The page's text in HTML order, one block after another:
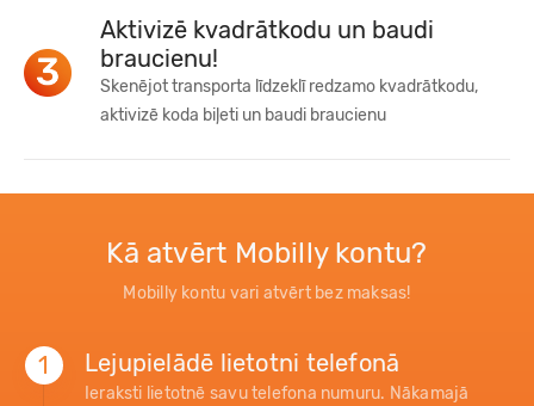
Aktivizē kvadrātkodu un baudi
braucienu!
Skenējot transporta līdzeklī redzamo kvadrātkodu,
aktivizē koda biļeti un baudi braucienu
Kā atvērt Mobilly kontu?
Mobilly kontu vari atvērt bez maksas!
1 Lejupielādē lietotni telefonā
Ieraksti lietotnē savu telefona numuru. Nākamajā